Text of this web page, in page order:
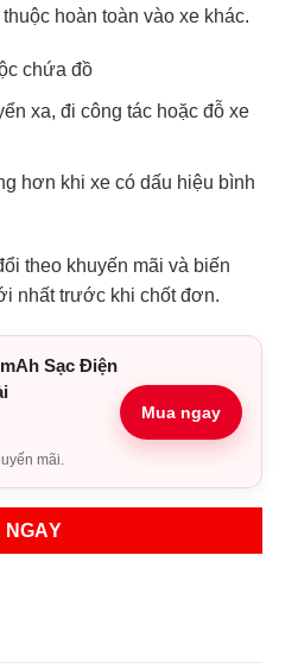
hoàn toàn vào xe khác.
chứa đồ
xa, đi công tác hoặc đỗ xe
hơn khi xe có dấu hiệu bình
theo khuyến mãi và biến
nhất trước khi chốt đơn.
Sạc Điện
mãi.
Mua ngay
NGAY